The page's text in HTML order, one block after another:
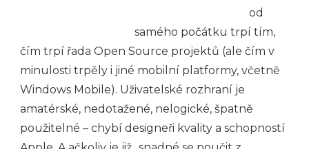
od
samého počátku trpí tím,
čím trpí řada Open Source projektů (ale čím v
minulosti trpěly i jiné mobilní platformy, včetně
Windows Mobile). Uživatelské rozhraní je
amatérské, nedotažené, nelogické, špatně
použitelné – chybí designeři kvality a schopností